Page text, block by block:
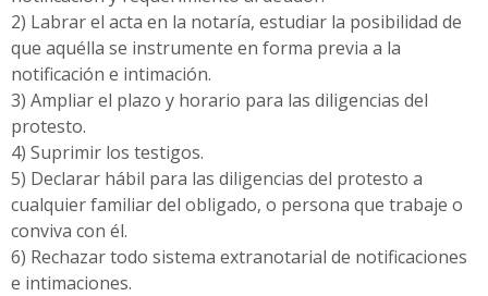
2) Labrar el acta en la notaría, estudiar la posibilidad de
que aquélla se instrumente en forma previa a la
notificación e intimación.
3) Ampliar el plazo y horario para las diligencias del
protesto.
4) Suprimir los testigos.
5) Declarar hábil para las diligencias del protesto a
cualquier familiar del obligado, o persona que trabaje o
conviva con él.
6) Rechazar todo sistema extranotarial de notificaciones
e intimaciones.